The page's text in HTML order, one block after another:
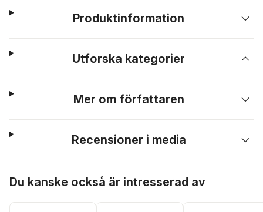
Produktinformation
Utforska kategorier
Mer om författaren
Recensioner i media
Du kanske också är intresserad av